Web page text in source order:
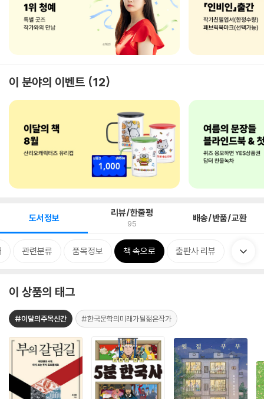
이 분야의 이벤트 12
도서정보 리뷰/한줄평
95 배송/반품/교환
관련분류 품목정보 책 속으로 출판사 리뷰
이 상품의 태그
#이달의주목신간 #한국문학의미래가될젊은작가